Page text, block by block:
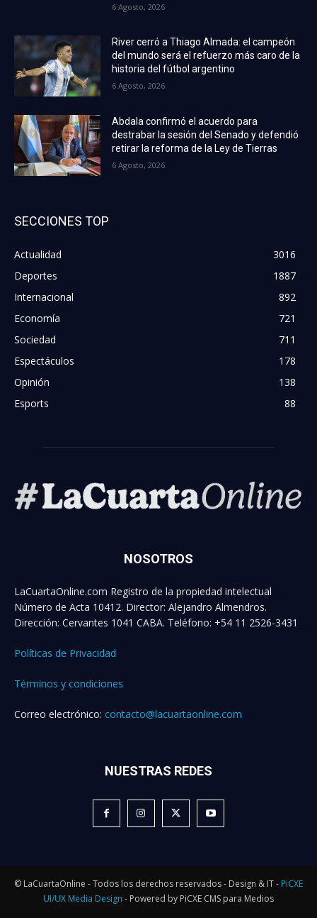
6 Agosto, 2026
River cerró a Thiago Almada: el campeón
del mundo será el refuerzo más caro de la
historia del fútbol argentino
6 Agosto, 2026
Abdala confirmó el acuerdo para
destrabar la sesión del Senado y defendió
retirar la reforma de la Ley de Tierras
6 Agosto, 2026
SECCIONES TOP
Actualidad
3016
Deportes
1887
Internacional
892
Economía
721
Sociedad
711
Espectáculos
178
Opinión
138
Esports
88
NOSOTROS
LaCuartaOnline.com Registro de la propiedad intelectual
Número de Acta 10412. Director: Alejandro Almendros.
Dirección: Cervantes 1041 CABA. Teléfono: +54 11 2526-3431
Políticas de Privacidad
Términos y condiciones
Correo electrónico: contacto@lacuartaonline.com
NUESTRAS REDES
© LaCuartaOnline - Todos los derechos reservados - Design & IT - PiCXE
UI/UX Media Design - Powered by PiCXE CMS para Medios